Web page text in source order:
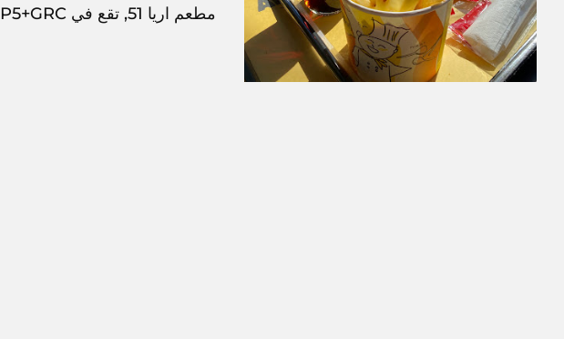
مطعم اريا 51, تقع في 29P5+GRC أمام ماكدونالدز، جيهان السادات, المنصورة, 7650042,